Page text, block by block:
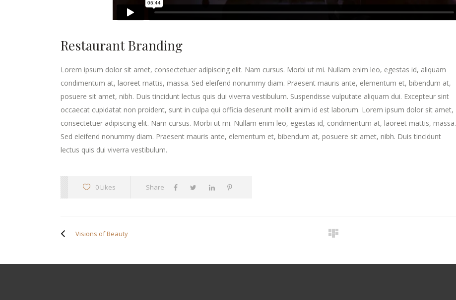
Restaurant Branding
Lorem ipsum dolor sit amet, consectetuer adipiscing elit. Nam cursus. Morbi ut mi. Nullam enim leo, egestas id, aliquam
condimentum at, laoreet mattis, massa. Sed eleifend nonummy diam. Praesent mauris ante, elementum et, bibendum at,
posuere sit amet, nibh. Duis tincidunt lectus quis dui viverra vestibulum. Suspendisse vulputate aliquam dui. Excepteur sint
occaecat cupidatat non proident, sunt in culpa qui officia deserunt mollit anim id est laborum. Lorem ipsum dolor sit amet,
consectetuer adipiscing elit. Nam cursus. Morbi ut mi. Nullam enim leo, egestas id, condimentum at, laoreet mattis, massa.
Sed eleifend nonummy diam. Praesent mauris ante, elementum et, bibendum at, posuere sit amet, nibh. Duis tincidunt
lectus quis dui viverra vestibulum.
0 Likes Share
Visions of Beauty